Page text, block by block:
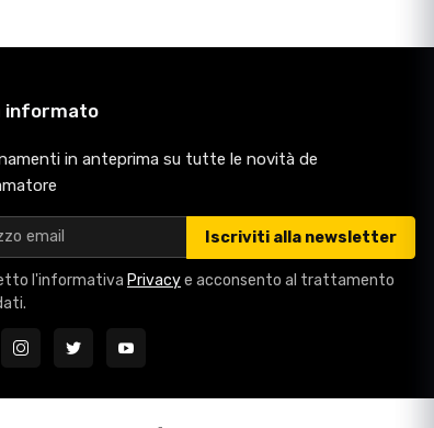
informato
in anteprima su tutte le novità de
Iscriviti alla newsletter
l'informativa Privacye acconsento al trattamento